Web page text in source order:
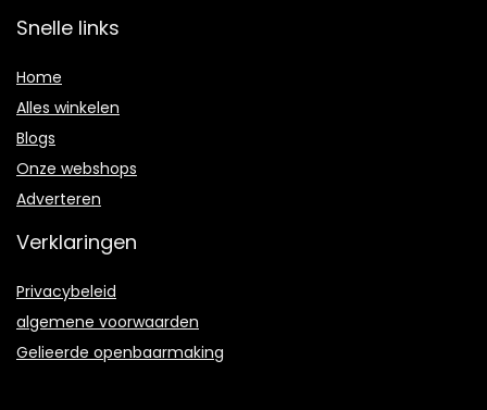
Snelle links
Home
Alles winkelen
Blogs
Onze webshops
Adverteren
Verklaringen
Privacybeleid
algemene voorwaarden
Gelieerde openbaarmaking